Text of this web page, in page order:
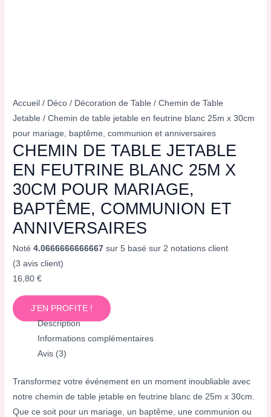
Accueil / Déco / Décoration de Table /Chemin de Table
Jetable / Chemin de table jetable en feutrine blanc 25m x 30cm
pour mariage, baptême, communion et anniversaires
CHEMIN DE TABLE JETABLE
EN FEUTRINE BLANC 25M X
30CM POUR MARIAGE,
BAPTÊME, COMMUNION ET
ANNIVERSAIRES
Noté4.0666666666667 sur 5 basé sur2 notations client
(3 avis client)
16,80€
J'EN PROFITE !
Description
Informations complémentaires
Avis (3)
Transformez votre événement en un moment inoubliable avec
notre chemin de table jetable en feutrine blanc de 25m x 30cm.
Que ce soit pour un mariage, un baptême, une communion ou